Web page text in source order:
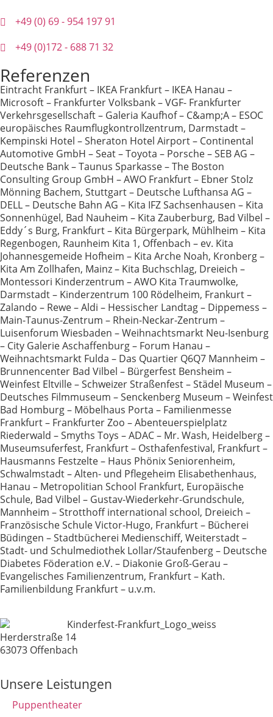
+49 (0) 69 - 954 197 91
+49 (0)172 - 688 71 32
Referenzen
Eintracht Frankfurt – IKEA Frankfurt – IKEA Hanau –
Microsoft – Frankfurter Volksbank – VGF- Frankfurter
Verkehrsgesellschaft – Galeria Kaufhof – C&amp;A – ESOC
europäisches Raumflugkontrollzentrum, Darmstadt –
Kempinski Hotel – Sheraton Hotel Airport – Continental
Automotive GmbH – Seat – Toyota – Porsche – SEB AG –
Deutsche Bank – Taunus Sparkasse – The Boston
Consulting Group GmbH – AWO Frankfurt – Ebner Stolz
Mönning Bachem, Stuttgart – Deutsche Lufthansa AG –
DELL – Deutsche Bahn AG – Kita IFZ Sachsenhausen – Kita
Sonnenhügel, Bad Nauheim – Kita Zauberburg, Bad Vilbel –
Eddy´s Burg, Frankfurt – Kita Bürgerpark, Mühlheim – Kita
Regenbogen, Raunheim Kita 1, Offenbach – ev. Kita
Johannesgemeide Hofheim – Kita Arche Noah, Kronberg –
Kita Am Zollhafen, Mainz – Kita Buchschlag, Dreieich –
Montessori Kinderzentrum – AWO Kita Traumwolke,
Darmstadt – Kinderzentrum 100 Rödelheim, Frankurt –
Zalando – Rewe – Aldi – Hessischer Landtag – Dippemess –
Main-Taunus-Zentrum – Rhein-Neckar-Zentrum –
Luisenforum Wiesbaden – Weihnachtsmarkt Neu-Isenburg
– City Galerie Aschaffenburg – Forum Hanau –
Weihnachtsmarkt Fulda – Das Quartier Q6Q7 Mannheim –
Brunnencenter Bad Vilbel – Bürgerfest Bensheim –
Weinfest Eltville – Schweizer Straßenfest – Städel Museum –
Deutsches Filmmuseum – Senckenberg Museum – Weinfest
Bad Homburg – Möbelhaus Porta – Familienmesse
Frankfurt – Frankfurter Zoo – Abenteuerspielplatz
Riederwald – Smyths Toys – ADAC – Mr. Wash, Heidelberg –
Museumsuferfest, Frankfurt – Osthafenfestival, Frankfurt –
Hausmanns Festzelte – Haus Phönix Seniorenheim,
Schwalmstadt – Alten- und Pflegeheim Elisabethenhaus,
Hanau – Metropolitian School Frankfurt, Europäische
Schule, Bad Vilbel – Gustav-Wiederkehr-Grundschule,
Mannheim – Strotthoff international school, Dreieich –
Französische Schule Victor-Hugo, Frankfurt – Bücherei
Büdingen – Stadtbücherei Medienschiff, Weiterstadt –
Stadt- und Schulmediothek Lollar/Staufenberg – Deutsche
Diabetes Föderation e.V. – Diakonie Groß-Gerau –
Evangelisches Familienzentrum, Frankfurt – Kath.
Familienbildung Frankfurt – u.v.m.
Herderstraße 14
63073 Offenbach
Unsere Leistungen
Puppentheater